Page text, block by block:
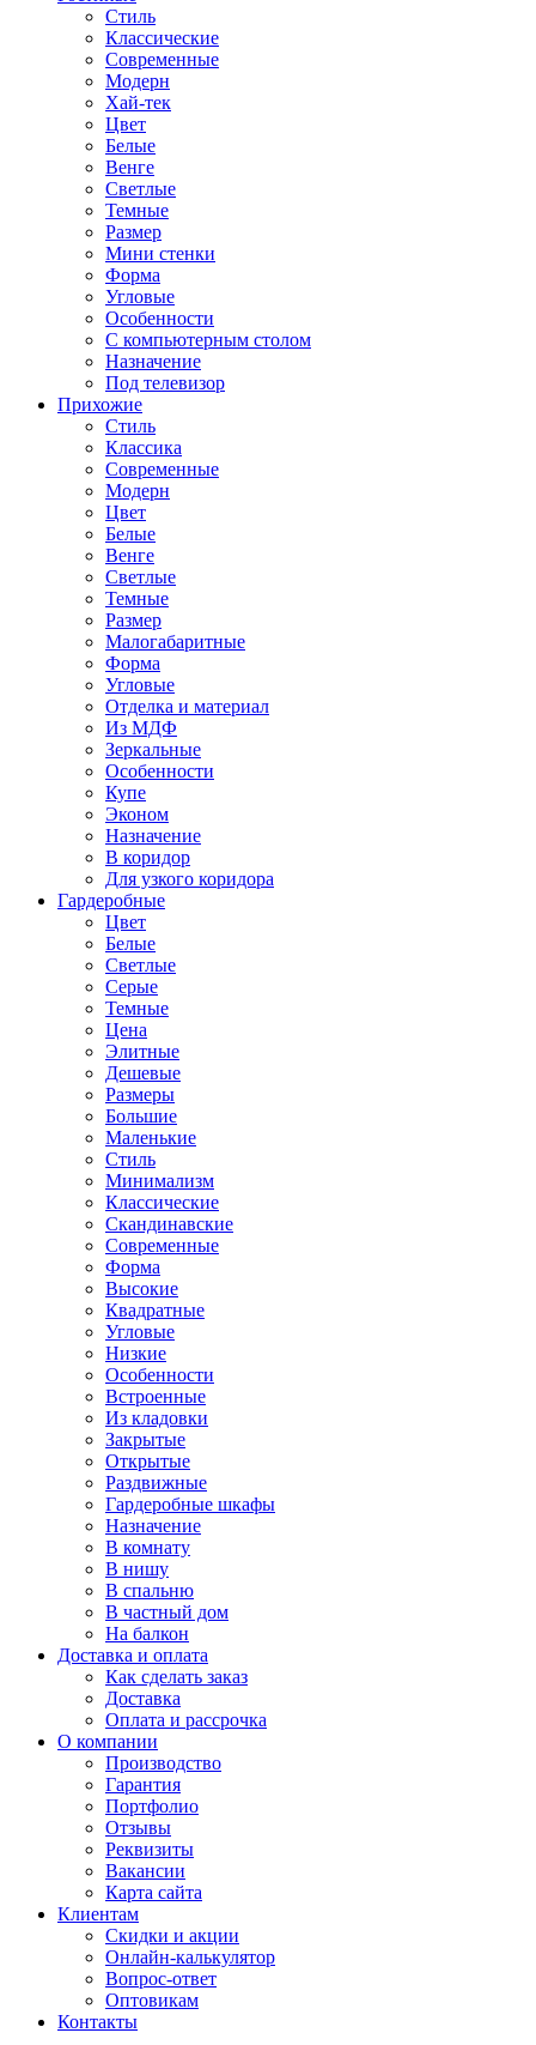
Стиль
Классические
Современные
Модерн
Хай-тек
Цвет
Белые
Венге
Светлые
Темные
Размер
Мини стенки
Форма
Угловые
Особенности
С компьютерным столом
Назначение
Под телевизор
Прихожие
Стиль
Классика
Современные
Модерн
Цвет
Белые
Венге
Светлые
Темные
Размер
Малогабаритные
Форма
Угловые
Отделка и материал
Из МДФ
Зеркальные
Особенности
Купе
Эконом
Назначение
В коридор
Для узкого коридора
Гардеробные
Цвет
Белые
Светлые
Серые
Темные
Цена
Элитные
Дешевые
Размеры
Большие
Маленькие
Стиль
Минимализм
Классические
Скандинавские
Современные
Форма
Высокие
Квадратные
Угловые
Низкие
Особенности
Встроенные
Из кладовки
Закрытые
Открытые
Раздвижные
Гардеробные шкафы
Назначение
В комнату
В нишу
В спальню
В частный дом
На балкон
Доставка и оплата
Как сделать заказ
Доставка
Оплата и рассрочка
О компании
Производство
Гарантия
Портфолио
Отзывы
Реквизиты
Вакансии
Карта сайта
Клиентам
Скидки и акции
Онлайн-калькулятор
Вопрос-ответ
Оптовикам
Контакты